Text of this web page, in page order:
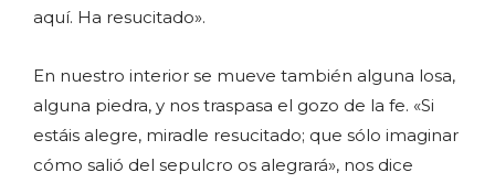
aquí. Ha resucitado».
En nuestro interior se mueve también alguna losa,
alguna piedra, y nos traspasa el gozo de la fe. «Si
estáis alegre, miradle resucitado; que sólo imaginar
cómo salió del sepulcro os alegrará», nos dice